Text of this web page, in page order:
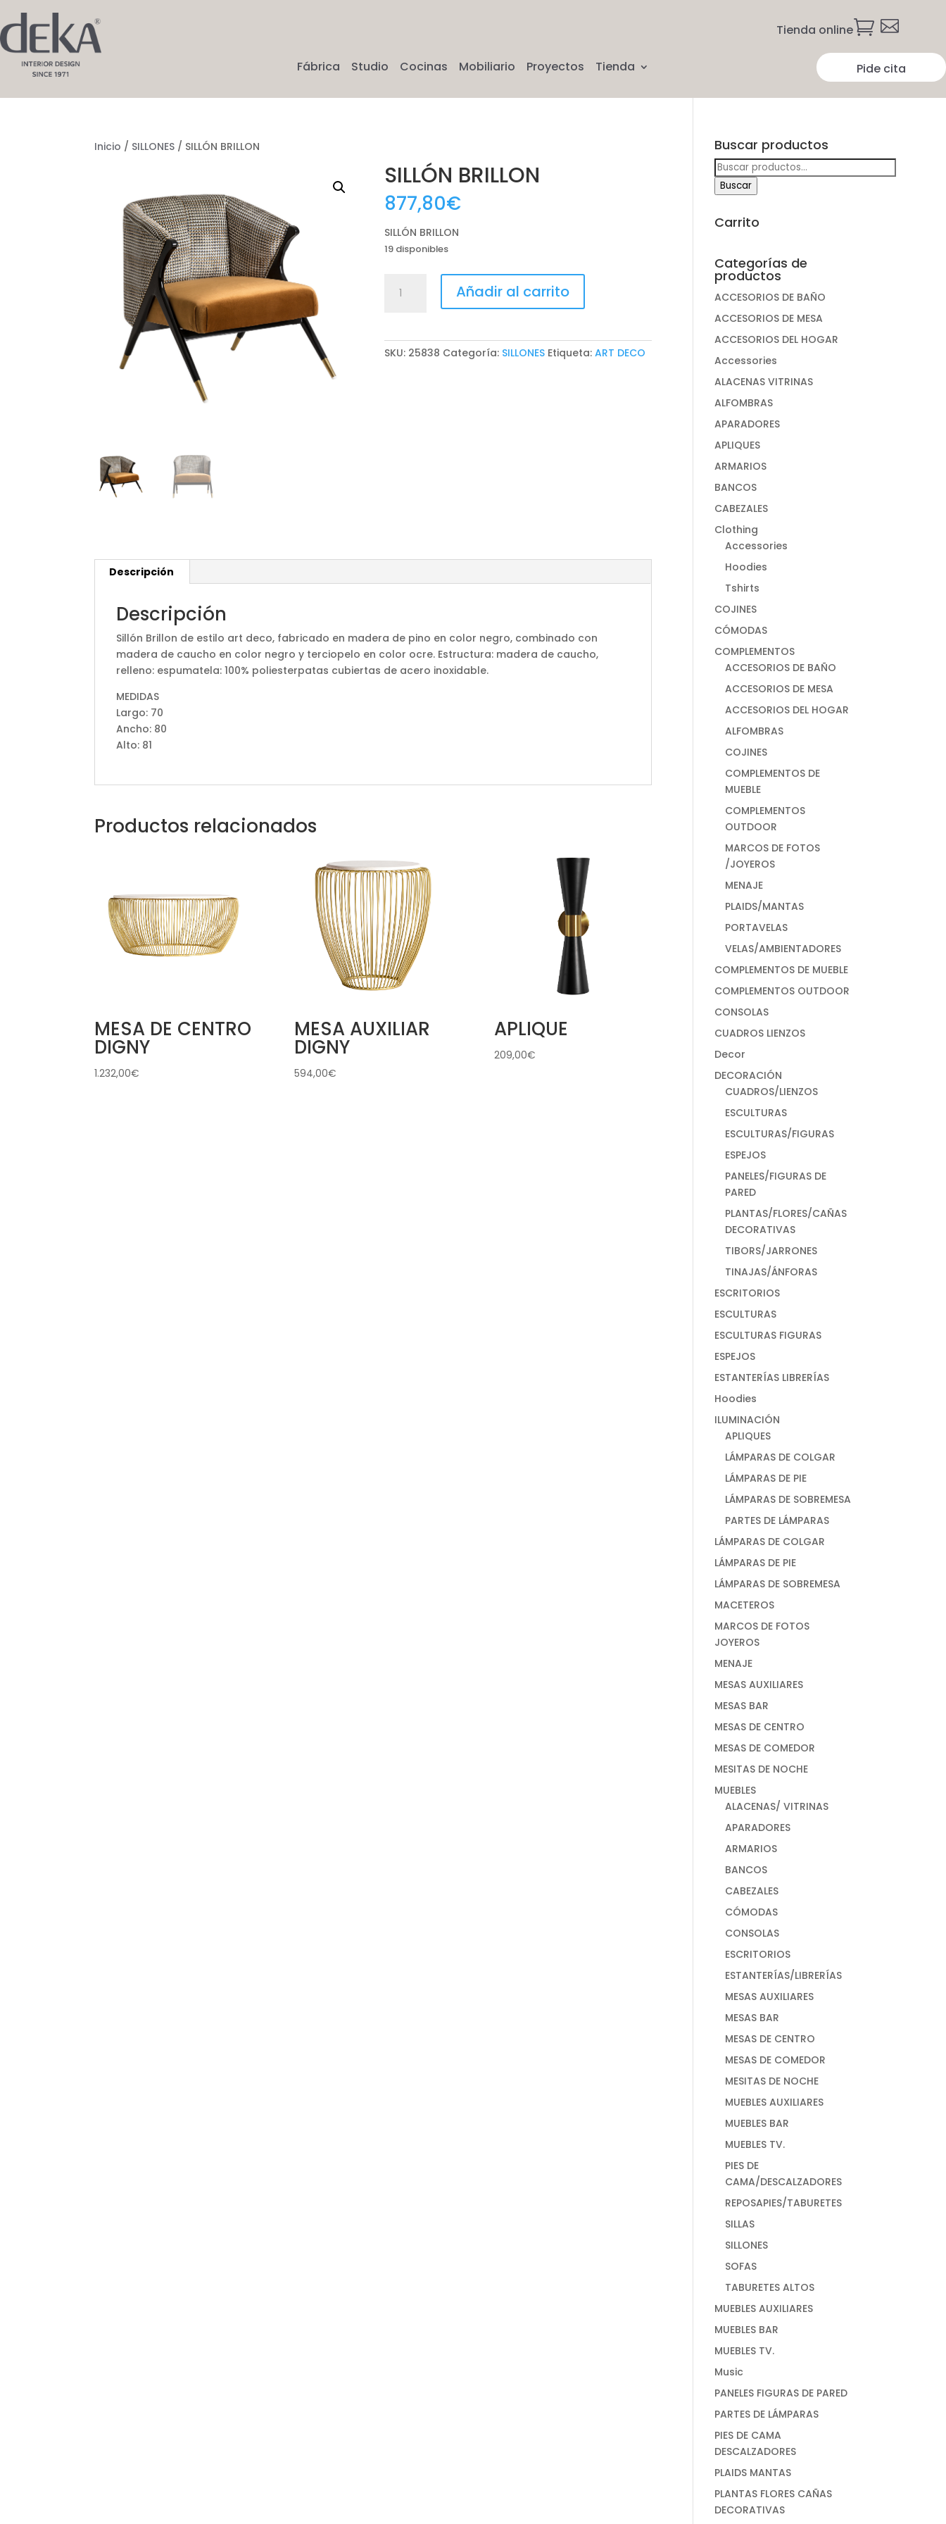
Tienda online 
Fábrica Studio Cocinas Mobiliario Proyectos Tienda Pide cita
Inicio / SILLONES / SILLÓN BRILLON
SILLÓN BRILLON
877,80€
SILLÓN BRILLON
19 disponibles
BRILLON
Añadir al carrito
SKU: 25838 Categoría: SILLONES Etiqueta:ART DECO
Descripción
Descripción
Sillón Brillon de estilo art deco, fabricado en madera de pino en color negro, combinado con
madera de caucho en color negro y terciopelo en color ocre. Estructura: madera de caucho,
relleno: espumatela: 100% poliesterpatas cubiertas de acero inoxidable.
MEDIDAS
Largo: 70
Ancho: 80
Alto: 81
Productos relacionados
MESA DE CENTRO
DIGNY
1.232,00€
MESA AUXILIAR
DIGNY
594,00€
APLIQUE
209,00€
Buscar productos
Buscar
por:
Buscar
Carrito
Categorías de
productos
ACCESORIOS DE BAÑO
ACCESORIOS DE MESA
ACCESORIOS DEL HOGAR
Accessories
ALACENAS VITRINAS
ALFOMBRAS
APARADORES
APLIQUES
ARMARIOS
BANCOS
CABEZALES
Clothing
Accessories
Hoodies
Tshirts
COJINES
CÓMODAS
COMPLEMENTOS
ACCESORIOS DE BAÑO
ACCESORIOS DE MESA
ACCESORIOS DEL HOGAR
ALFOMBRAS
COJINES
COMPLEMENTOS DE
MUEBLE
COMPLEMENTOS
OUTDOOR
MARCOS DE FOTOS
/JOYEROS
MENAJE
PLAIDS/MANTAS
PORTAVELAS
VELAS/AMBIENTADORES
COMPLEMENTOS DE MUEBLE
COMPLEMENTOS OUTDOOR
CONSOLAS
CUADROS LIENZOS
Decor
DECORACIÓN
CUADROS/LIENZOS
ESCULTURAS
ESCULTURAS/FIGURAS
ESPEJOS
PANELES/FIGURAS DE
PARED
PLANTAS/FLORES/CAÑAS
DECORATIVAS
TIBORS/JARRONES
TINAJAS/ÁNFORAS
ESCRITORIOS
ESCULTURAS
ESCULTURAS FIGURAS
ESPEJOS
ESTANTERÍAS LIBRERÍAS
Hoodies
ILUMINACIÓN
APLIQUES
LÁMPARAS DE COLGAR
LÁMPARAS DE PIE
LÁMPARAS DE SOBREMESA
PARTES DE LÁMPARAS
LÁMPARAS DE COLGAR
LÁMPARAS DE PIE
LÁMPARAS DE SOBREMESA
MACETEROS
MARCOS DE FOTOS
JOYEROS
MENAJE
MESAS AUXILIARES
MESAS BAR
MESAS DE CENTRO
MESAS DE COMEDOR
MESITAS DE NOCHE
MUEBLES
ALACENAS/ VITRINAS
APARADORES
ARMARIOS
BANCOS
CABEZALES
CÓMODAS
CONSOLAS
ESCRITORIOS
ESTANTERÍAS/LIBRERÍAS
MESAS AUXILIARES
MESAS BAR
MESAS DE CENTRO
MESAS DE COMEDOR
MESITAS DE NOCHE
MUEBLES AUXILIARES
MUEBLES BAR
MUEBLES TV.
PIES DE
CAMA/DESCALZADORES
REPOSAPIES/TABURETES
SILLAS
SILLONES
SOFAS
TABURETES ALTOS
MUEBLES AUXILIARES
MUEBLES BAR
MUEBLES TV.
Music
PANELES FIGURAS DE PARED
PARTES DE LÁMPARAS
PIES DE CAMA
DESCALZADORES
PLAIDS MANTAS
PLANTAS FLORES CAÑAS
DECORATIVAS